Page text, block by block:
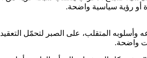
أو رؤية سياسية واضحة.
المتقلب، على الصبر لتحمّل
واضحة.